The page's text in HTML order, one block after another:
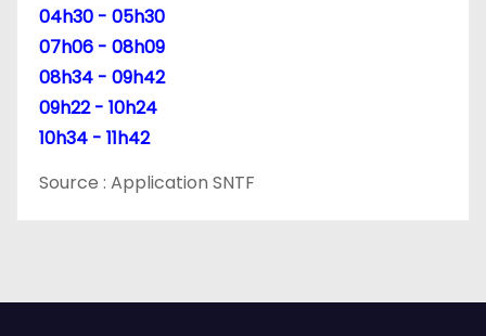
c
e
04h30 - 05h30
07h06 - 08h09
08h34 - 09h42
09h22 - 10h24
10h34 - 11h42
Source : Application SNTF